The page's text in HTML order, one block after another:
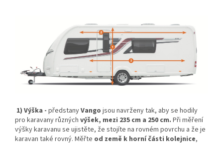
1) Výška - předstanyVango jsou navrženy tak, aby se hodily
pro karavany různých výšek, mezi 235 cm a 250 cm. Při měření
výšky karavanu se ujistěte, že stojíte na rovném povrchu a že je
karavan také rovný. Měřte od země k horní části kolejnice,